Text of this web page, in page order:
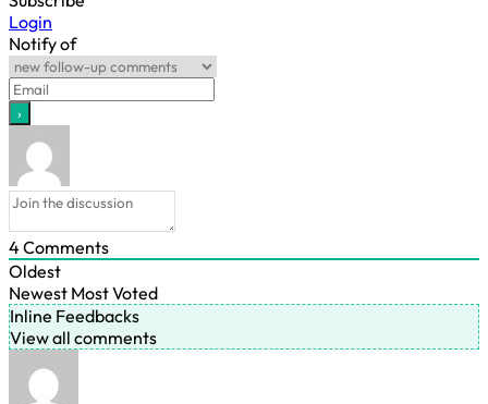
Login
Notify of
4 Comments
Oldest
Newest Most Voted
Inline Feedbacks
View all comments